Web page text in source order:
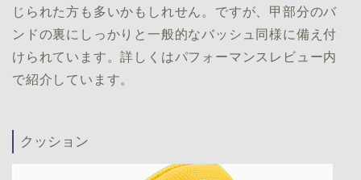
じられた方も多いかもしれせん。ですが、甲部分のバ
ンドの裏にしっかりと一般的なバッシュ同様に備え付
けられています。詳しくはパフォーマンスレビュー内
で紹介しています。
クッション